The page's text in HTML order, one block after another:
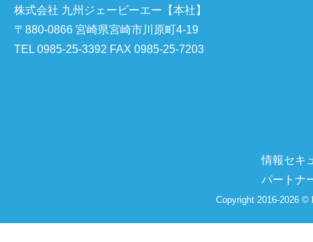
株式会社 九州ジェービーエー【本社】
〒880-0866 宮崎県宮崎市川原町4-19
TEL 0985-25-3392 FAX 0985-25-7203
情報セキ
パートナ
Copyright 2016-2026 ©